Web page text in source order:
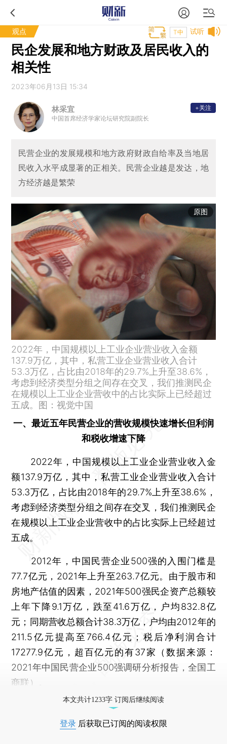
观点 试听
T中
民企发展和地方财政及居民收入的
相关性
2023年06月13日 15:34
林采宜
中国首席经济学家论坛研究院副院长
+关注
民营企业的发展规模和地方政府财政自给率及当地居
民收入水平成显著的正相关。民营企业越是发达，地
方经济越是繁荣
原图
2022年，中国规模以上工业企业营业收入金额
137.9万亿，其中，私营工业企业营业收入合计
53.3万亿，占比由2018年的29.7%上升至38.6%，
考虑到经济类型分组之间存在交叉，我们推测民企
在规模以上工业企业营收中的占比实际上已经超过
五成。图：视觉中国
一、最近五年民营企业的营收规模快速增长但利润
和税收增速下降
2022年，中国规模以上工业企业营业收入金
额137.9万亿，其中，私营工业企业营业收入合计
53.3万亿，占比由2018年的29.7%上升至38.6%，
考虑到经济类型分组之间存在交叉，我们推测民企
在规模以上工业企业营收中的占比实际上已经超过
五成。
2012年，中国民营企业500强的入围门槛是
77.7亿元，2021年上升至263.7亿元。由于股市和
房地产估值的因素，2021年500强民企资产总额较
上年下降9.1万亿，跌至41.6万亿，户均832.8亿
元；同期营收总额合计38.3万亿，户均由2012年的
211.5亿元提高至766.4亿元；税后净利润合计
17277.9亿元，超百亿元的有37家（数据来源：
2021年中国民营企业500强调研分析报告，全国工
商联）。
本文共计1233字 订阅后继续阅读
登录 后获取已订阅的阅读权限